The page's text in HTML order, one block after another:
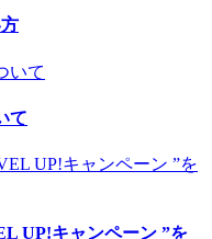
て
UP!キャンペーン ”を